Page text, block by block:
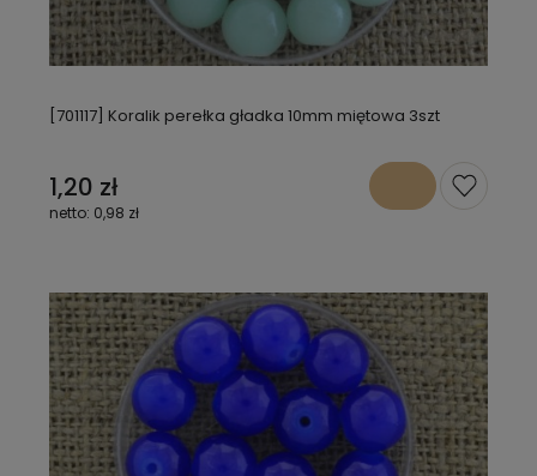
[701117] Koralik perełka gładka 10mm miętowa 3szt
1,20 zł
0,98 zł